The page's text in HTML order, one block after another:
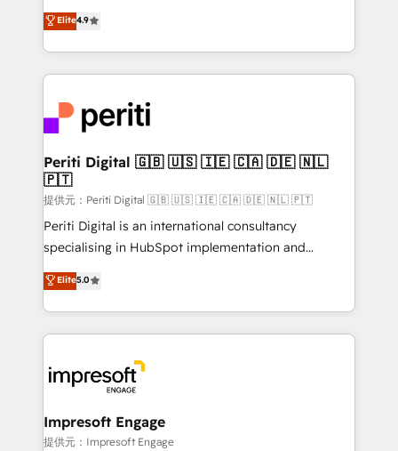
Platform Migration Excellence. • Top 3 Partner of the
Year LATAM 2022, 2023, 2024, 2025. • Partner of the
business with HubSpot? Let Cebra’s experts help
you grow faster, smarter, and with impact.
thinkers. We blend strategy, design, and
development—always fueled by curiosity—to turn
ideas, opportunities, and challenges into meaningful
experiences. To us, technology is more than just
and—most importantly—simple. That’s why we lean
into bold ideas and shape them into thoughtful
products and strategies that actually make a
difference.
Elite4.9
Periti Digital 🇬🇧 🇺🇸 🇮🇪 🇨🇦 🇩🇪 🇳🇱
🇵🇹
提供元：Periti Digital 🇬🇧 🇺🇸 🇮🇪 🇨🇦 🇩🇪 🇳🇱 🇵🇹
Periti Digital is an international consultancy
specialising in HubSpot implementation and
Antropic's Claude business transformation, with
offices in Dublin, Munich, Rotterdam, Lisbon, and
New York. We help organisations unlock their full
revenue potential by deeply integrating core
beyond, with HubSpot, and layering Anthropic's
Claude AI across the processes that matter most.
From automating complex workflows to surfacing
insights buried in data, we build intelligent systems
Elite5.0
Impresoft Engage
提供元：Impresoft Engage